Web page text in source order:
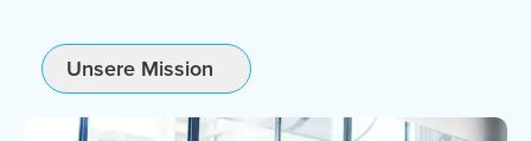
Unsere Mission